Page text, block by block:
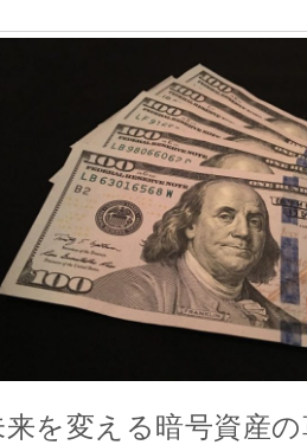
来を変える暗号資産